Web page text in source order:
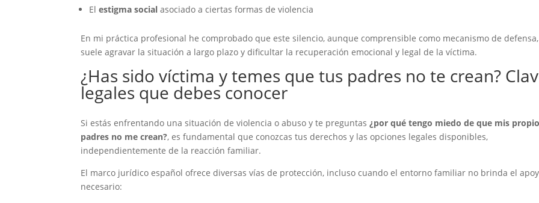
Elestigma social asociado a ciertas formas de violencia
En mi práctica profesional he comprobado que este silencio, aunque comprensible como mecanismo de defensa,
suele agravar la situación a largo plazo y dificultar la recuperación emocional y legal de la víctima.
¿Has sido víctima y temes que tus padres no te crean?
legales que debes conocer
Si estás enfrentando una situación de violencia o abuso y te preguntas¿por qué tengo miedo de que mis
padres no me crean?, es fundamental que conozcas tus derechos y las opciones legales disponibles,
independientemente de la reacción familiar.
El marco jurídico español ofrece diversas vías de protección, incluso cuando el entorno familiar no brinda el
necesario: